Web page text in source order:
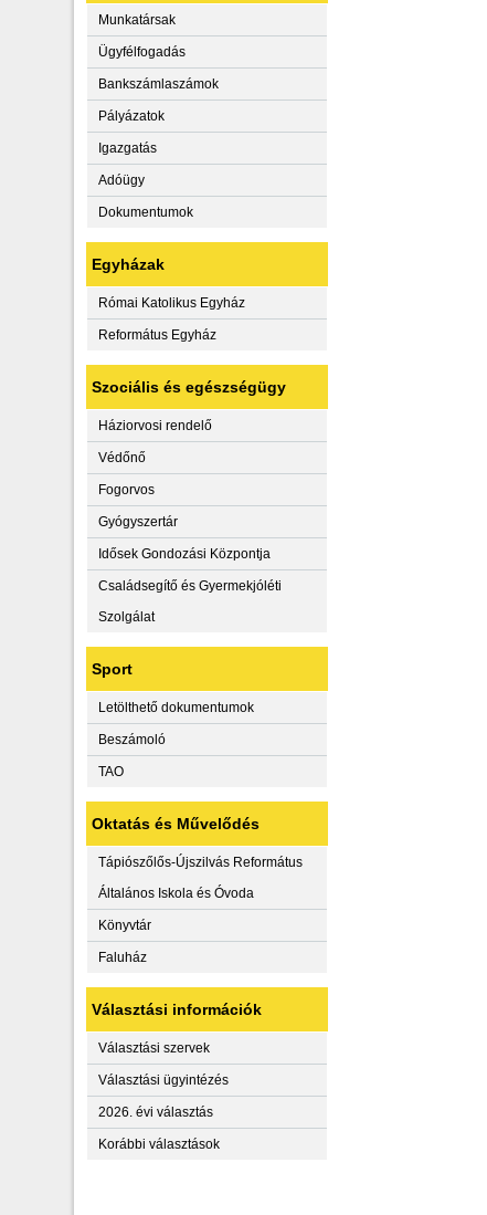
Munkatársak
Ügyfélfogadás
Bankszámlaszámok
Pályázatok
Igazgatás
Adóügy
Dokumentumok
Egyházak
Római Katolikus Egyház
Református Egyház
Szociális és egészségügy
Háziorvosi rendelő
Védőnő
Fogorvos
Gyógyszertár
Idősek Gondozási Központja
Családsegítő és Gyermekjóléti
Szolgálat
Sport
Letölthető dokumentumok
Beszámoló
TAO
Oktatás és Művelődés
Tápiószőlős-Újszilvás Református
Általános Iskola és Óvoda
Könyvtár
Faluház
Választási információk
Választási szervek
Választási ügyintézés
2026. évi választás
Korábbi választások